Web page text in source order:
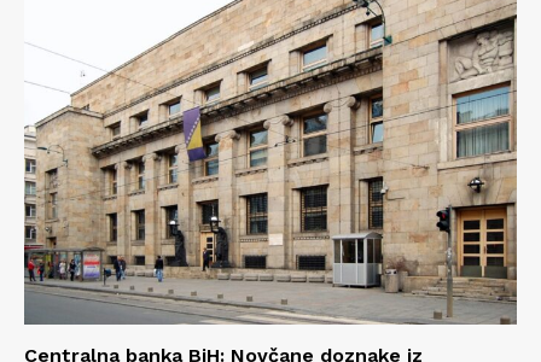
Centralna banka BiH: Novčane doznake iz